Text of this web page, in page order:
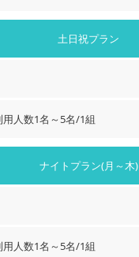
土日祝プラン
人数1名～5名/1組
ナイトプラン(月～木)
人数1名～5名/1組